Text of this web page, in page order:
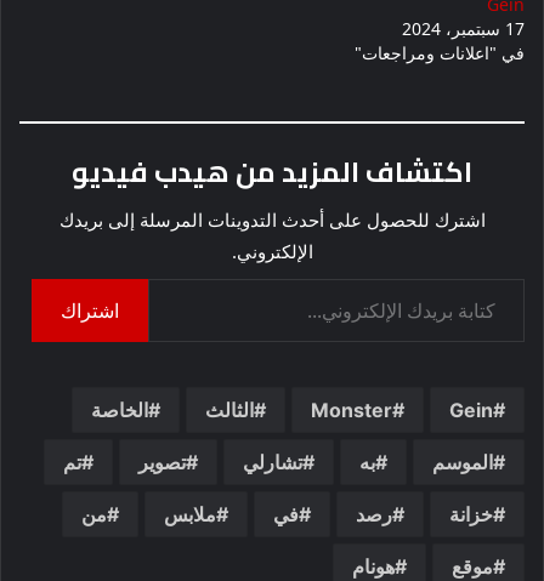
17 سبتمبر، 2024
في "اعلانات ومراجعات"
اكتشاف المزيد من هيدب فيديو
اشترك للحصول على أحدث التدوينات المرسلة إلى بريدك
الإلكتروني.
اشتراك
Gein
Monster الثالث الخاصة
الموسم به تشارلي تصوير تم
خزانة رصد في ملابس من
موقع هونام